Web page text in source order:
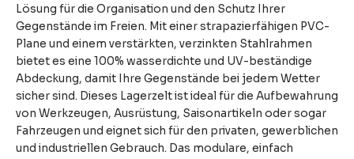
Lösung für die Organisation und den Schutz Ihrer
Gegenstände im Freien. Mit einer strapazierfähigen PVC-
Plane und einem verstärkten, verzinkten Stahlrahmen
bietet es eine 100% wasserdichte und UV-beständige
Abdeckung, damit Ihre Gegenstände bei jedem Wetter
sicher sind. Dieses Lagerzelt ist ideal für die Aufbewahrung
von Werkzeugen, Ausrüstung, Saisonartikeln oder sogar
Fahrzeugen und eignet sich für den privaten, gewerblichen
und industriellen Gebrauch. Das modulare, einfach